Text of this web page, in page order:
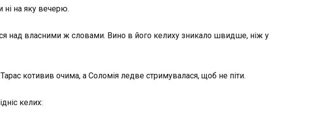
ні на яку вечерю.
над власними ж словами. Вино в його келиху зникало швидше, ніж у
котивив очима, а Соломія ледве стримувалася, щоб не піти.
келих: